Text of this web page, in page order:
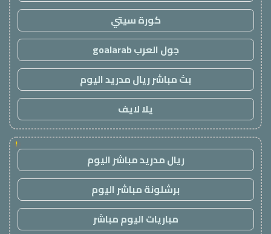
كورة سيتي
جول العرب goalarab
بث مباشر ريال مدريد اليوم
يلا لايف
!
ريال مدريد مباشر اليوم
برشلونة مباشر اليوم
مباريات اليوم مباشر